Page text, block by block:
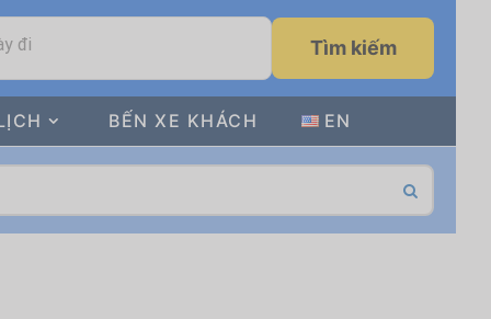
đi Tìm kiếm
BẾN XE KHÁCH EN